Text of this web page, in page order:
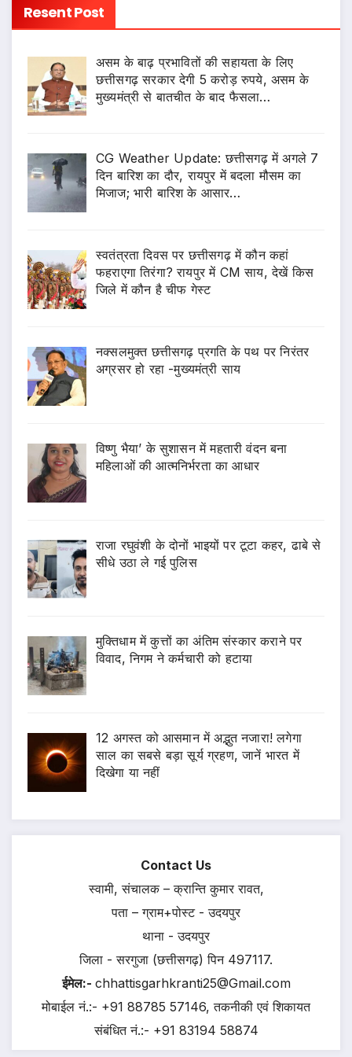
Resent Post
असम के बाढ़ प्रभावितों की सहायता के लिए
छत्तीसगढ़ सरकार देगी 5 करोड़ रुपये, असम के
मुख्यमंत्री से बातचीत के बाद फैसला…
CG Weather Update: छत्तीसगढ़ में अगले 7
दिन बारिश का दौर, रायपुर में बदला मौसम का
मिजाज; भारी बारिश के आसार…
स्वतंत्रता दिवस पर छत्तीसगढ़ में कौन कहां
फहराएगा तिरंगा? रायपुर में CM साय, देखें किस
जिले में कौन है चीफ गेस्ट
नक्सलमुक्त छत्तीसगढ़ प्रगति के पथ पर निरंतर
अग्रसर हो रहा -मुख्यमंत्री साय
विष्णु भैया’ के सुशासन में महतारी वंदन बना
महिलाओं की आत्मनिर्भरता का आधार
राजा रघुवंशी के दोनों भाइयों पर टूटा कहर, ढाबे से
सीधे उठा ले गई पुलिस
मुक्तिधाम में कुत्तों का अंतिम संस्कार कराने पर
विवाद, निगम ने कर्मचारी को हटाया
12 अगस्त को आसमान में अद्भुत नजारा! लगेगा
साल का सबसे बड़ा सूर्य ग्रहण, जानें भारत में
दिखेगा या नहीं
Contact Us
स्वामी, संचालक – क्रान्ति कुमार रावत,
पता – ग्राम+पोस्ट - उदयपुर
थाना - उदयपुर
जिला - सरगुजा (छत्तीसगढ़) पिन 497117.
ईमेल:- chhattisgarhkranti25@Gmail.com
मोबाईल नं.:- +91 88785 57146, तकनीकी एवं शिकायत
संबंधित नं.:- +91 83194 58874